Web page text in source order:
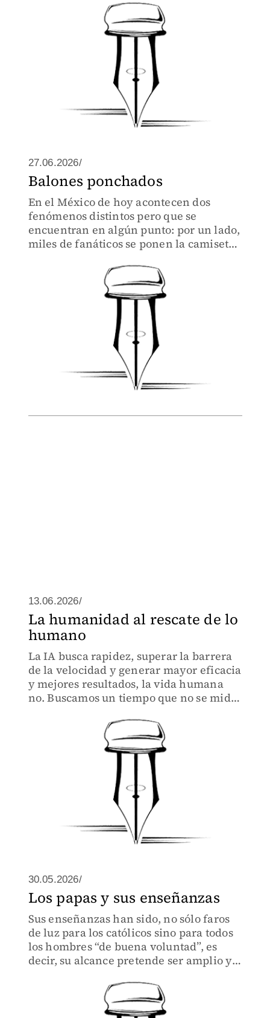
27.06.2026/
Balones ponchados
En el México de hoy acontecen dos
fenómenos distintos pero que se
encuentran en algún punto: por un lado,
miles de fanáticos se ponen la camiseta
buscadoras exigen el reconocimiento de
su propia voz y su propia lucha
13.06.2026/
La humanidad al rescate de lo
humano
La IA busca rapidez, superar la barrera
de la velocidad y generar mayor eficacia
y mejores resultados, la vida humana
no. Buscamos un tiempo que no se mide
su tiempo y respetarlo, parte de
recuperar lo que somos
30.05.2026/
Los papas y sus enseñanzas
Sus enseñanzas han sido, no sólo faros
de luz para los católicos sino para todos
los hombres “de buena voluntad”, es
decir, su alcance pretende ser amplio y